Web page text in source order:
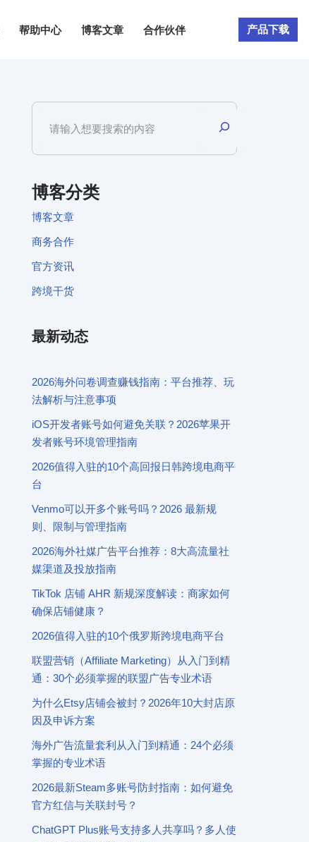
帮助中心 博客文章 合作伙伴 产品下载
博客分类
博客文章
商务合作
官方资讯
跨境干货
最新动态
2026海外问卷调查赚钱指南：平台推荐、玩
法解析与注意事项
iOS开发者账号如何避免关联？2026苹果开
发者账号环境管理指南
2026值得入驻的10个高回报日韩跨境电商平
台
Venmo可以开多个账号吗？2026 最新规
则、限制与管理指南
2026海外社媒广告平台推荐：8大高流量社
媒渠道及投放指南
TikTok 店铺 AHR 新规深度解读：商家如何
确保店铺健康？
2026值得入驻的10个俄罗斯跨境电商平台
联盟营销（Affiliate Marketing）从入门到精
通：30个必须掌握的联盟广告专业术语
为什么Etsy店铺会被封？2026年10大封店原
因及申诉方案
海外广告流量套利从入门到精通：24个必须
掌握的专业术语
2026最新Steam多账号防封指南：如何避免
官方红信与关联封号？
ChatGPT Plus账号支持多人共享吗？多人使